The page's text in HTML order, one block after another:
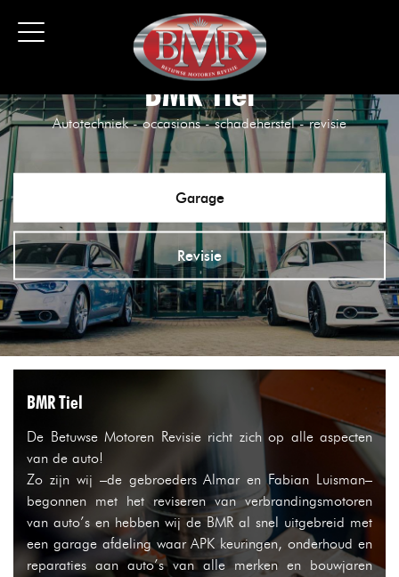
BMR Tiel
Autotechniek - occasions - schadeherstel - revisie
Garage
Revisie
BMR Tiel
De Betuwse Motoren Revisie richt zich op alle aspecten
van de auto!
Zo zijn wij –de gebroeders Almar en Fabian Luisman–
begonnen met het reviseren van verbrandingsmotoren
van auto’s en hebben wij de BMR al snel uitgebreid met
een garage afdeling waar APK keuringen, onderhoud en
reparaties aan auto’s van alle merken en bouwjaren